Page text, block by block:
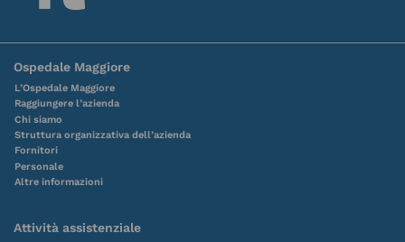
Ospedale Maggiore
L’Ospedale Maggiore
Raggiungere l’azienda
Chi siamo
Struttura organizzativa dell’azienda
Fornitori
Personale
Altre informazioni
Attività assistenziale